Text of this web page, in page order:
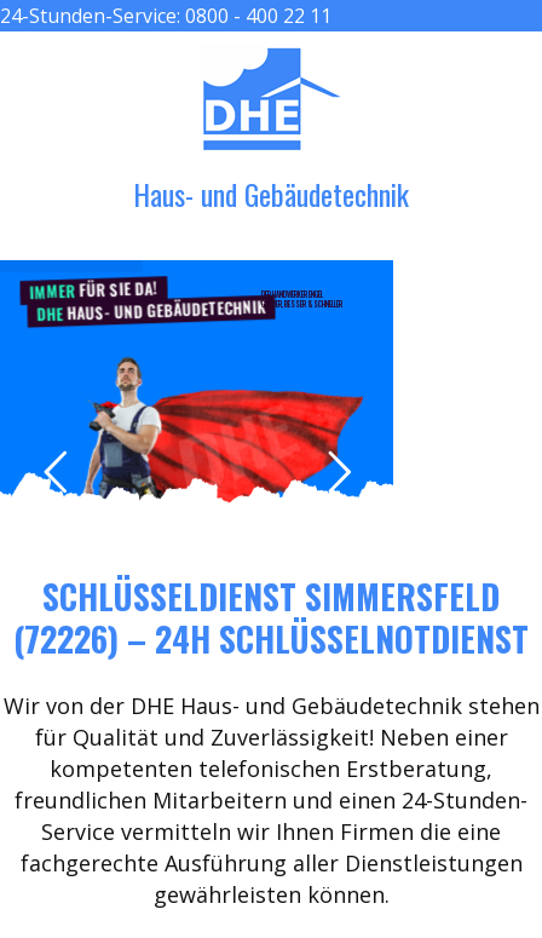
24-Stunden-Service: 0800 - 400 22 11
Haus- und Gebäudetechnik
IMMERFÜR SIE DA!
DHEHAUS- UND GEBÄUDETECHNIK
DER HANDWERKER ENGEL
GRÖßER, BESSER & SCHNELLER
SCHLÜSSELDIENST SIMMERSFELD
(72226) – 24H SCHLÜSSELNOTDIENST
Wir von der DHE Haus- und Gebäudetechnik stehen
für Qualität und Zuverlässigkeit! Neben einer
kompetenten telefonischen Erstberatung,
freundlichen Mitarbeitern und einen 24-Stunden-
Service vermitteln wir Ihnen Firmen die eine
fachgerechte Ausführung aller Dienstleistungen
gewährleisten können.